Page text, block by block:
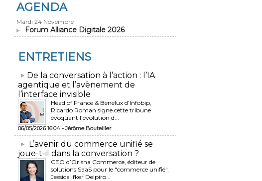
AGENDA
Mardi 24 Novembre
Forum Alliance Digitale 2026
ENTRETIENS
​De la conversation à l’action : l’IA
agentique et l’avènement de
l’interface invisible
Head of France & Benelux d’Infobip,
Ricardo Roman signe cette tribune
évoquant l’évolution d...
06/05/2026 16:04 -Jérôme Bouteiller
L’avenir du commerce unifié se
joue-t-il dans la conversation ?
CEO d’Orisha Commerce, éditeur de
solutions SaaS pour le "commerce unifié",
Jessica Ifker Delpiro...